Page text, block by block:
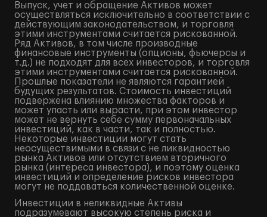
Выпуск, учет и обращение Активов может
осуществляться исключительно в соответствии с
действующим законодательством, и торговля
этими инструментами считается рискованной.
Ряд Активов, в том числе производные
финансовые инструменты (опционы, фьючерсы и
т.д.) не подходят для всех инвесторов, и торговля
этими инструментами считается рискованной.
Прошлые показатели не являются гарантией
будущих результатов. Стоимость инвестиций
подвержена влиянию множества факторов и
может упасть или вырасти, при этом инвестор
может не вернуть себе сумму первоначальных
инвестиций, как в части, так и полностью.
Некоторые инвестиции могут стать
неосуществимыми в связи с не ликвидностью
рынка Активов или отсутствием вторичного
рынка (интереса инвестора), и поэтому оценка
инвестиций и определение рисков инвестора
могут не поддаваться количественной оценке.
Инвестиции в неликвидные Активы
подразумевают высокую степень риска и